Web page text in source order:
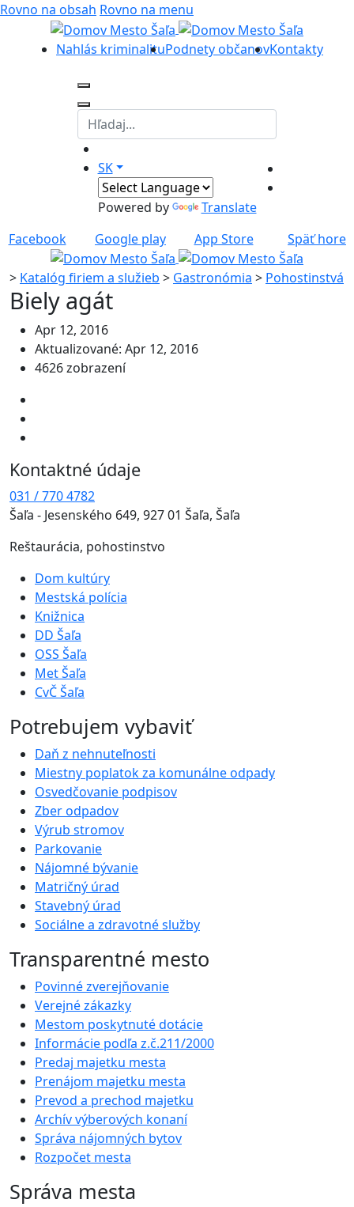
Rovno na obsah Rovno na menu
Nahlás kriminalituPodnety občanovKontakty
SK
Powered by
Translate
Facebook
Google play App Store Späť hore
> Katalóg firiem a služieb > Gastronómia > Pohostinstvá
Biely agát
Apr 12, 2016
Aktualizované: Apr 12, 2016
4626 zobrazení
Kontaktné údaje
031 / 770 4782
Šaľa - Jesenského 649, 927 01 Šaľa, Šaľa
Reštaurácia, pohostinstvo
Dom kultúry
Mestská polícia
Knižnica
DD Šaľa
OSS Šaľa
Met Šaľa
CvČ Šaľa
Potrebujem vybaviť
Daň z nehnuteľnosti
Miestny poplatok za komunálne odpady
Osvedčovanie podpisov
Zber odpadov
Výrub stromov
Parkovanie
Nájomné bývanie
Matričný úrad
Stavebný úrad
Sociálne a zdravotné služby
Transparentné mesto
Povinné zverejňovanie
Verejné zákazky
Mestom poskytnuté dotácie
Informácie podľa z.č.211/2000
Predaj majetku mesta
Prenájom majetku mesta
Prevod a prechod majetku
Archív výberových konaní
Správa nájomných bytov
Rozpočet mesta
Správa mesta